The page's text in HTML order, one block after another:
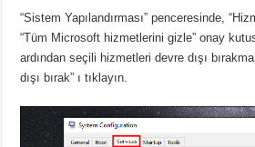
“Sistem Yapılandırması” penceresinde,
“Tüm Microsoft hizmetlerini gizle” onay
ardından seçili hizmetleri devre dışı
dışı bırak” ı tıklayın.